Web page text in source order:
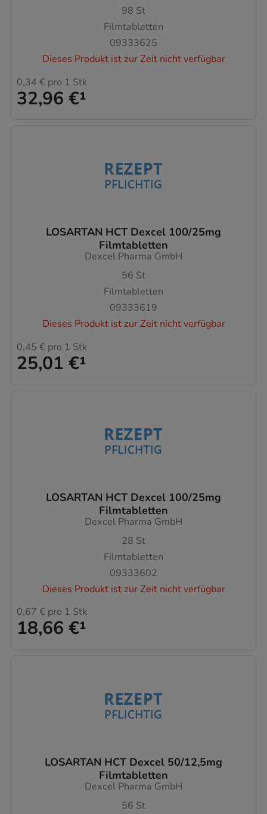
98 St
Filmtabletten
09333625
Dieses Produkt ist zur Zeit nicht verfügbar
32,96 €¹
0,34 € pro 1 Stk
LOSARTAN HCT Dexcel 100/25mg
Filmtabletten
Dexcel Pharma GmbH
56 St
Filmtabletten
09333619
Dieses Produkt ist zur Zeit nicht verfügbar
25,01 €¹
0,45 € pro 1 Stk
LOSARTAN HCT Dexcel 100/25mg
Filmtabletten
Dexcel Pharma GmbH
28 St
Filmtabletten
09333602
Dieses Produkt ist zur Zeit nicht verfügbar
18,66 €¹
0,67 € pro 1 Stk
LOSARTAN HCT Dexcel 50/12,5mg
Filmtabletten
Dexcel Pharma GmbH
56 St